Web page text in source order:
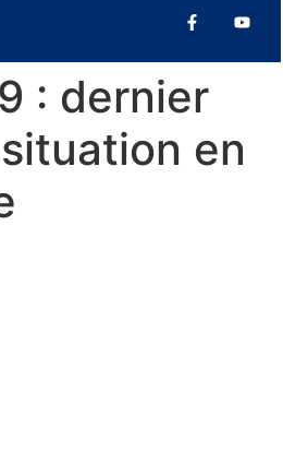
: dernier
en